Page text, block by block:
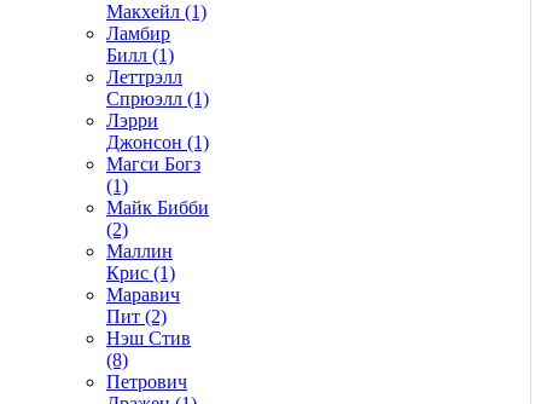
Макхейл (1)
Ламбир
Билл (1)
Леттрэлл
Спрюэлл (1)
Лэрри
Джонсон (1)
Магси Богз
(1)
Майк Бибби
(2)
Маллин
Крис (1)
Маравич
Пит (2)
Нэш Стив
(8)
Петрович